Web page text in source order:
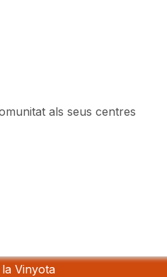
als seus centres
la Vinyota